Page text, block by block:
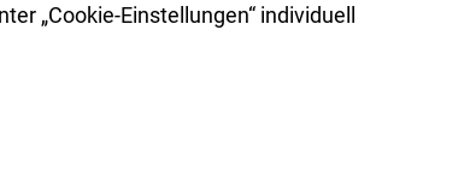
„Cookie-Einstellungen“ individuell